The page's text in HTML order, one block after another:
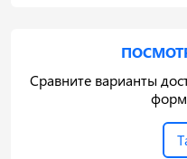
Сравните варианты